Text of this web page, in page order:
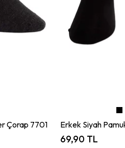
Çorap 7701 Erkek Siyah
69,90 TL